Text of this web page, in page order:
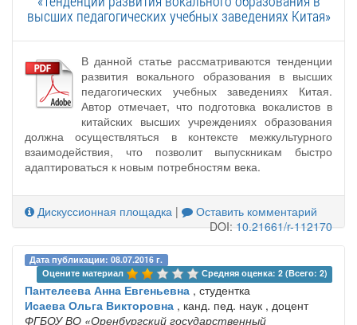
высших педагогических учебных заведениях Китая»
В данной статье рассматриваются тенденции
развития вокального образования в высших
педагогических учебных заведениях Китая.
Автор отмечает, что подготовка вокалистов в
китайских высших учреждениях образования
должна осуществляться в контексте межкультурного
взаимодействия, что позволит выпускникам быстро
адаптироваться к новым потребностям века.
Дискуссионная площадка |
Оставить комментарий
DOI:10.21661/r-112170
Дата публикации: 08.07.2016 г.
Оцените материал
Средняя оценка: 2 (Всего: 2)
Пантелеева Анна Евгеньевна , студентка
Исаева Ольга Викторовна , канд. пед. наук , доцент
ФГБОУ ВО «Оренбургский государственный